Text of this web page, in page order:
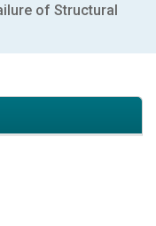
of Structural